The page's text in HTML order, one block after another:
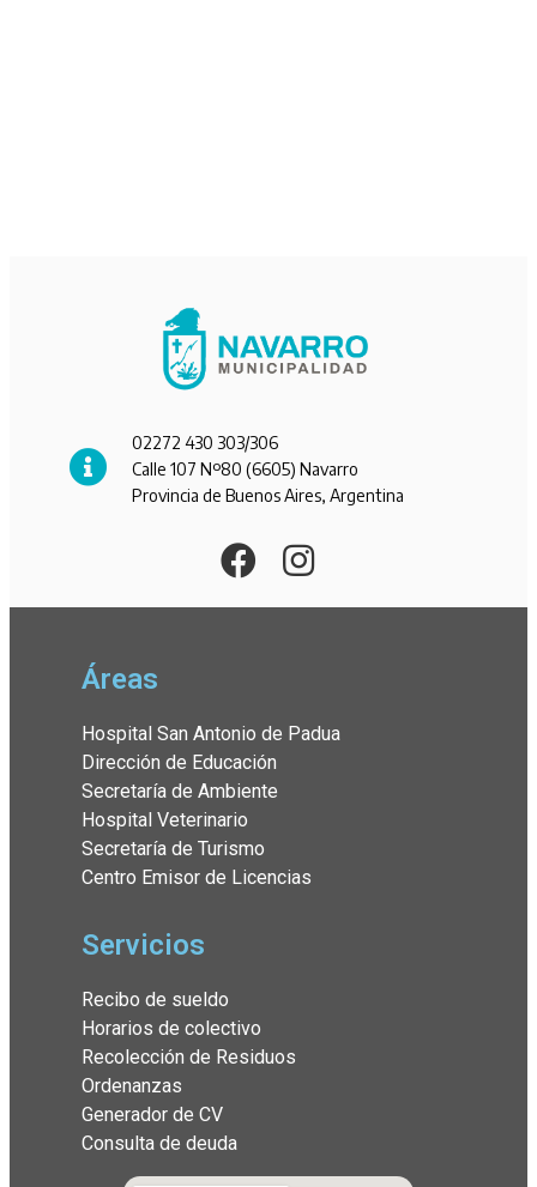
02272 430 303/306
Calle 107 Nº80 (6605) Navarro
Provincia de Buenos Aires, Argentina
Áreas
Hospital San Antonio de Padua
Dirección de Educación
Secretaría de Ambiente
Hospital Veterinario
Secretaría de Turismo
Centro Emisor de Licencias
Servicios
Recibo de sueldo
Horarios de colectivo
Recolección de Residuos
Ordenanzas
Generador de CV
Consulta de deuda